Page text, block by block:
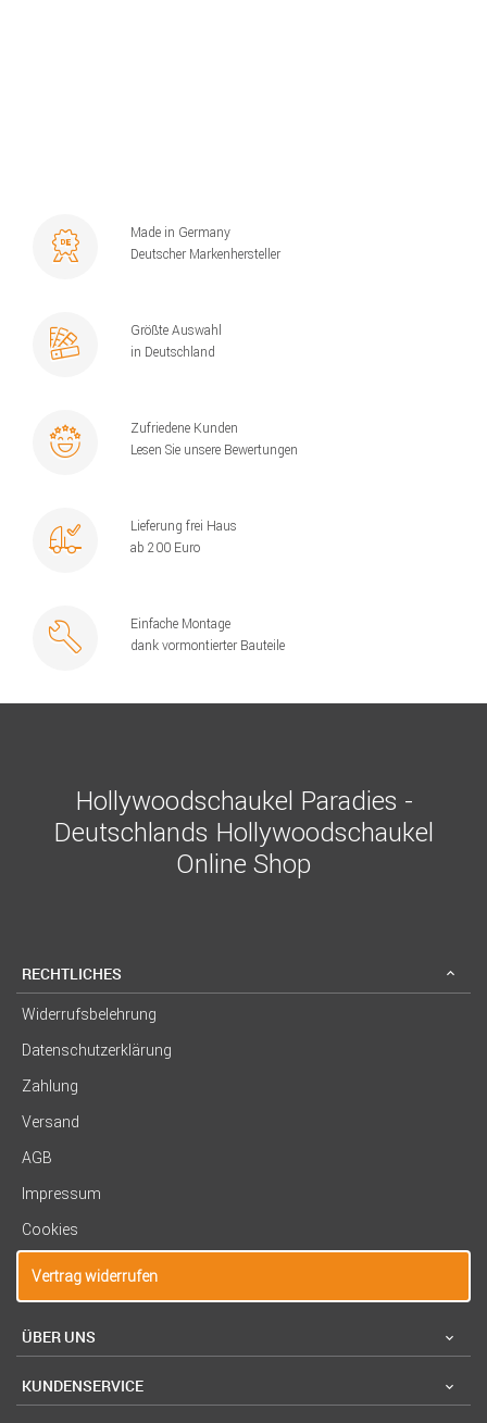
Made in Germany
Deutscher Markenhersteller
Größte Auswahl
in Deutschland
Zufriedene Kunden
Lesen Sie unsere Bewertungen
Lieferung frei Haus
ab 200 Euro
Einfache Montage
dank vormontierter Bauteile
Hollywoodschaukel Paradies -
Deutschlands Hollywoodschaukel
Online Shop
RECHTLICHES
Widerrufsbelehrung
Datenschutzerklärung
Zahlung
Versand
AGB
Impressum
Cookies
Vertrag widerrufen
ÜBER UNS
KUNDENSERVICE